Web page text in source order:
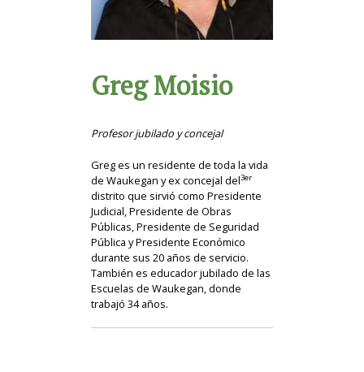
Greg Moisio
Profesor jubilado y concejal
Greg es un residente de toda la vida
de Waukegan y ex concejal del3er
distrito que sirvió como Presidente
Judicial, Presidente de Obras
Públicas, Presidente de Seguridad
Pública y Presidente Económico
durante sus 20 años de servicio.
También es educador jubilado de las
Escuelas de Waukegan, donde
trabajó 34 años.